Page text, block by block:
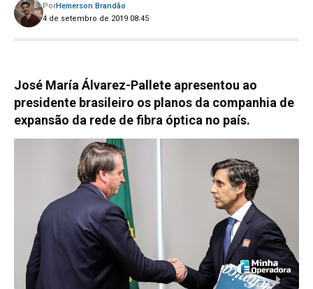
4 de setembro de 2019 08:45
PorHemerson Brandão
José María Álvarez-Pallete apresentou ao
presidente brasileiro os planos da companhia de
expansão da rede de fibra óptica no país.